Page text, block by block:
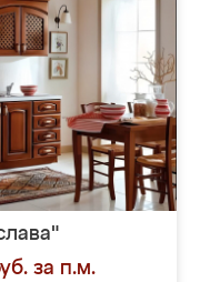
за п.м.